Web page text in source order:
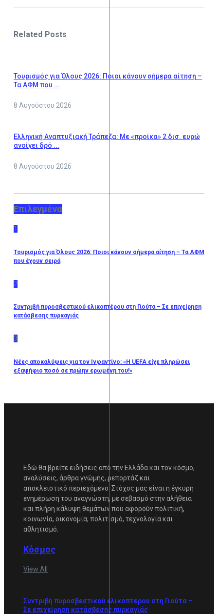
Related Posts
Τουρισμός για Όλους 2026: Ποιοι κάνουν σήμερα αίτηση –
Τα ΑΦΜ που ...
8 Αυγούστου 2026
Ελληνική Αναπτυξιακή Τράπεζα: Με «προίκα» 2 δισ. ευρώ
ανοίγει δρό ...
8 Αυγούστου 2026
Επιλεγμένα
1
Τουρισμός για Όλους 2026: Ποιοι κάνουν σήμερα αίτηση – Τα ΑΦΜ
που έχουν σειρά
2
Συντριβή πυροσβεστικού ελικοπτέρου στη Γιούτα – Σε επιχείρηση
κατάσβεσης πυρκαγιάς
3
Νέες αποκαλύψεις για τον Ινφαντίνο: «Η UEFA είχε πληρώσει
εξαψήφιο ποσό σε πρώην ερωμένη του!»
Εδώ θα βρείτε ειδήσεις από την Ελλάδα και τον κόσμο,
αναλύσεις, άρθρα γνώμης, ρεπορτάζ και
αποκλειστικό περιεχόμενο. Στόχος μας είναι η έγκυρη
ενημέρωση του αναγνώστη, με σεβασμό στην αλήθεια
και πλήρη κάλυψη θεμάτων που αφορούν πολιτική,
κοινωνία, οικονομία, πολιτισμό, τεχνολογία και
αθλητισμό.
Κόσμος
View All
Συντριβή πυροσβεστικού ελικοπτέρου στη Γιούτα –
Σε επιχείρηση κατάσβεσης πυρκαγιάς